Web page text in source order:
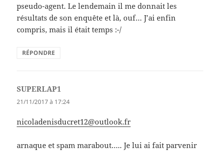
pseudo-agent. Le lendemain il me donnait les
résultats de son enquête et là, ouf… J’ai enfin
compris, mais il était temps :-/
RÉPONDRE
SUPERLAP1
21/11/2017 à 17:24
nicoladenisducret12@outlook.fr
arnaque et spam marabout….. Je lui ai fait parvenir